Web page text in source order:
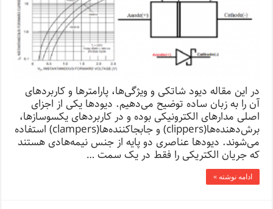
در این مقاله دیود شاتکی و ویژگی‌ها، پارامترها و کاربردهای
آن را به زبان ساده توضیح می‌دهیم. دیودها یکی از اجزای
اصلی مدارهای الکترونیکی بوده و در کاربردهای یکسوسازها،
برش‌دهنده‌ها(clippers) و جابجاکننده‌ها(clampers) استفاده
می‌شوند. دیودها عناصری دو پایه از جنس نیمه‌هادی هستند
که جریان الکتریکی را فقط در یک سمت …
ادامه نوشته »